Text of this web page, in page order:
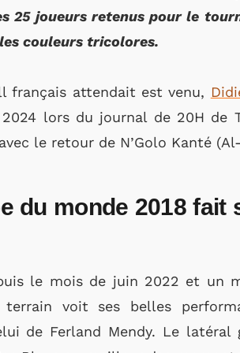
25 joueurs retenus pour le
couleurs tricolores.
attendait est venu,
lors du journal de 20H de
le retour de N’Golo Kanté
du monde 2018 fait
le mois de juin 2022 et un
voit ses belles
de Ferland Mendy. Le